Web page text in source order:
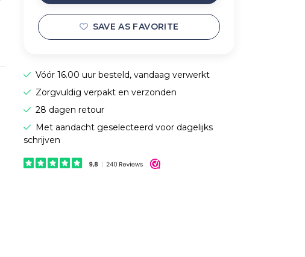
SAVE AS FAVORITE
Vóór 16.00 uur besteld, vandaag verwerkt
Zorgvuldig verpakt en verzonden
28 dagen retour
Met aandacht geselecteerd voor dagelijks
schrijven